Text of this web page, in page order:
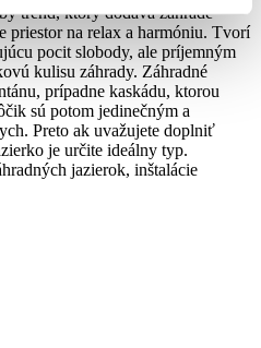
trend, ktorý dodáva záhrade
priestor na relax a harmóniu. Tvorí
pocit slobody, ale príjemným
kulisu záhrady. Záhradné
prípadne kaskádu, ktorou
sú potom jedinečným a
Preto ak uvažujete doplniť
je určite ideálny typ.
jazierok, inštalácie